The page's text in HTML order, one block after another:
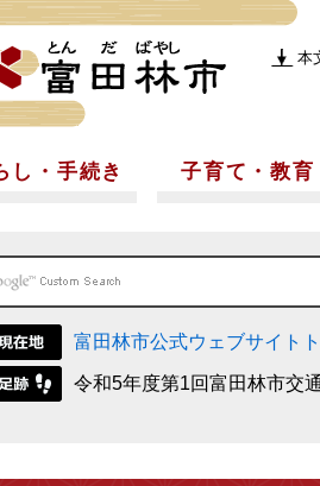
本
し・手続き 子育て・教育
富田林市公式ウェブサイト
令和5年度第1回富田林市交